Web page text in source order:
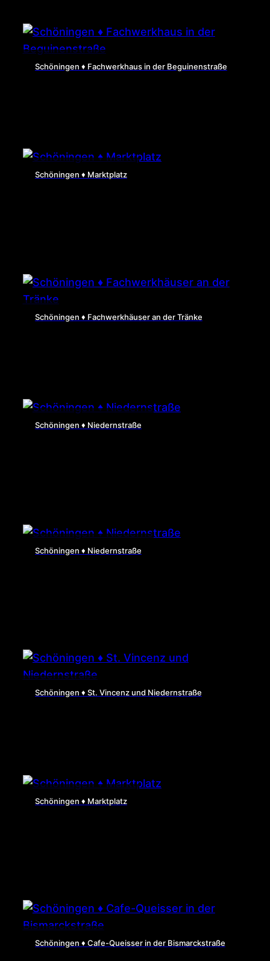
Schöningen ♦ Fachwerkhaus in der Beguinenstraße
Schöningen ♦ Marktplatz
Schöningen ♦ Fachwerkhäuser an der Tränke
Schöningen ♦ Niedernstraße
Schöningen ♦ Niedernstraße
Schöningen ♦ St. Vincenz und Niedernstraße
Schöningen ♦ Marktplatz
Schöningen ♦ Cafe-Queisser in der Bismarckstraße